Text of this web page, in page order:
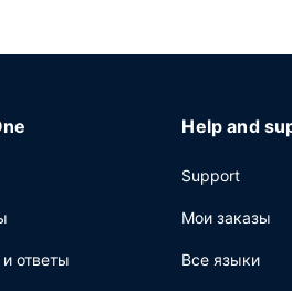
конференц-центр и 125 комнат(ы)
ответы
Help and
Support
Мои заказы
Все языки